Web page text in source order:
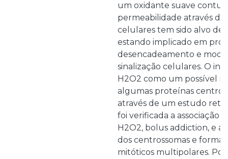
um oxidante suave
permeabilidade através
celulares tem sido alvo de
estando implicado em
desencadeamento e
sinalização celulares. O
H2O2 como um possível
algumas proteínas
através de um estudo
foi verificada a associação
H2O2, bolus addiction, e a
dos centrossomas e
mitóticos multipolares.